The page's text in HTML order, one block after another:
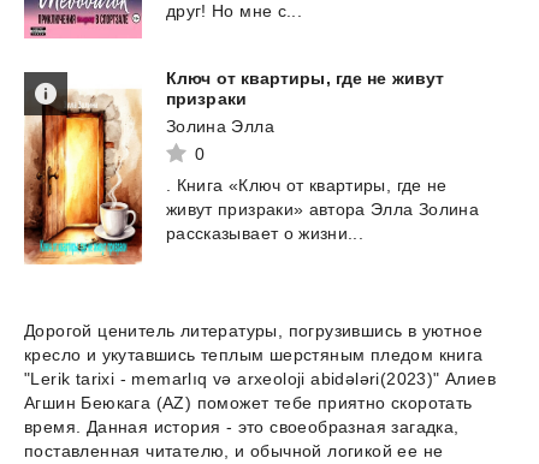
друг! Но мне с...
Ключ от квартиры, где не живут
призраки
Золина Элла
0
. Книга «Ключ от квартиры, где не
живут призраки» автора Элла Золина
рассказывает о жизни...
Дорогой ценитель литературы, погрузившись в уютное
кресло и укутавшись теплым шерстяным пледом книга
"Lerik tarixi - memarlıq və arxeoloji abidələri(2023)" Алиев
Агшин Беюкага (AZ) поможет тебе приятно скоротать
время. Данная история - это своеобразная загадка,
поставленная читателю, и обычной логикой ее не